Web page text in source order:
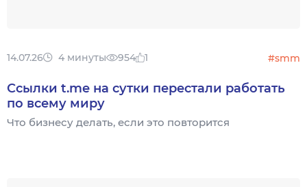
14.07.26 4 минуты 954 1 #smm
Ссылки t.me на сутки перестали работать
по всему миру
Что бизнесу делать, если это повторится